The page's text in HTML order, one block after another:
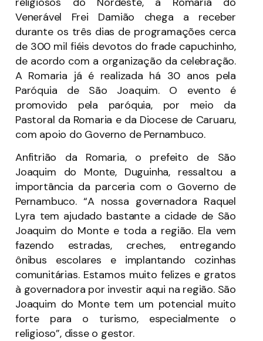
Venerável Frei Damião chega a receber
durante os três dias de programações cerca
de 300 mil fiéis devotos do frade capuchinho,
de acordo com a organização da celebração.
A Romaria já é realizada há 30 anos pela
Paróquia de São Joaquim. O evento é
promovido pela paróquia, por meio da
Pastoral da Romaria e da Diocese de Caruaru,
com apoio do Governo de Pernambuco.
Anfitrião da Romaria, o prefeito de São
Joaquim do Monte, Duguinha, ressaltou a
importância da parceria com o Governo de
Pernambuco. “A nossa governadora Raquel
Lyra tem ajudado bastante a cidade de São
Joaquim do Monte e toda a região. Ela vem
fazendo estradas, creches, entregando
ônibus escolares e implantando cozinhas
comunitárias. Estamos muito felizes e gratos
à governadora por investir aqui na região. São
Joaquim do Monte tem um potencial muito
forte para o turismo, especialmente o
religioso”, disse o gestor.